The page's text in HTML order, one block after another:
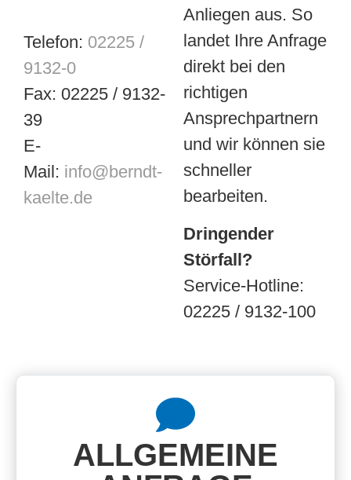
Telefon: 02225 /
9132-0
Fax: 02225 / 9132-
39
E-
Mail: info@berndt-
kaelte.de
Anliegen aus. So
landet Ihre Anfrage
direkt bei den
richtigen
Ansprechpartnern
und wir können sie
schneller
bearbeiten.
Dringender
Störfall?
Service-Hotline:
02225 / 9132-100
ALLGEMEINE